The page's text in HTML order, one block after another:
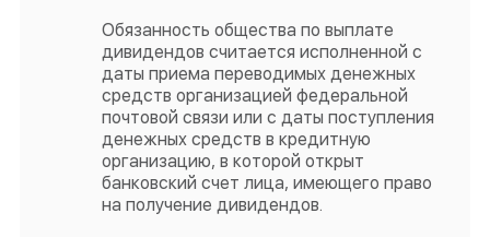
Обязанность общества по выплате
дивидендов считается исполненной с
даты приема переводимых денежных
средств организацией федеральной
почтовой связи или с даты поступления
денежных средств в кредитную
организацию, в которой открыт
банковский счет лица, имеющего право
на получение дивидендов.